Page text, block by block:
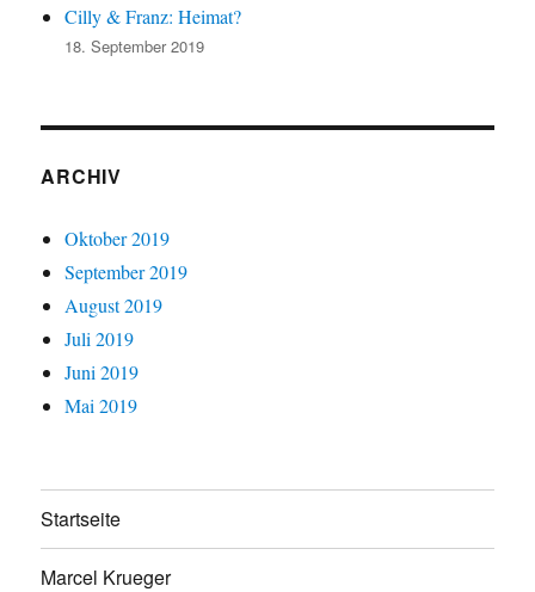
Cilly & Franz: Heimat?
18. September 2019
ARCHIV
Oktober 2019
September 2019
August 2019
Juli 2019
Juni 2019
Mai 2019
Startseite
Marcel Krueger